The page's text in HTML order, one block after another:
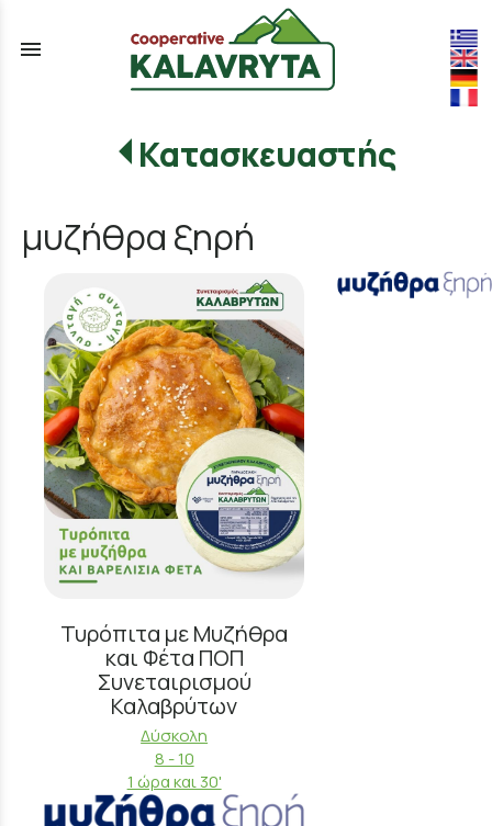
menu
Κατασκευαστής
μυζήθρα ξηρή
Τυρόπιτα με Μυζήθρα
και Φέτα ΠΟΠ
Συνεταιρισμού
Καλαβρύτων
Δύσκολη
8 - 10
1 ώρα και 30'